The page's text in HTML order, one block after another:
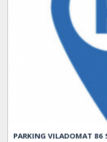
PARKING VILADOMAT 86